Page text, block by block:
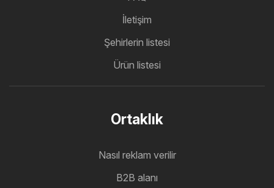
İletişim
Şehirlerin listesi
Ürün listesi
Ortaklık
Nasıl reklam verilir
B2B alanı